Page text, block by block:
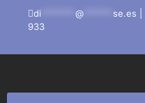
di @ se.es
933